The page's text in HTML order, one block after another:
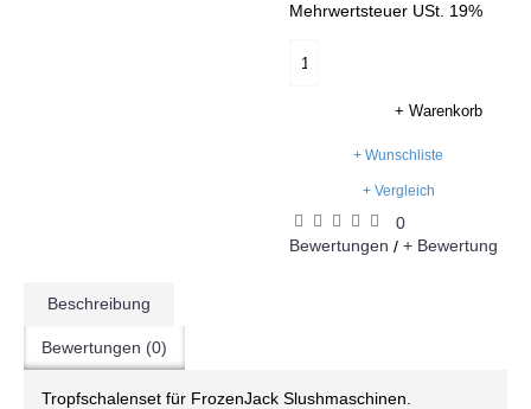
Mehrwertsteuer USt. 19%
+ Warenkorb
+ Wunschliste
+ Vergleich
0
Bewertungen / + Bewertung
Beschreibung
Bewertungen (0)
Tropfschalenset für FrozenJack Slushmaschinen.